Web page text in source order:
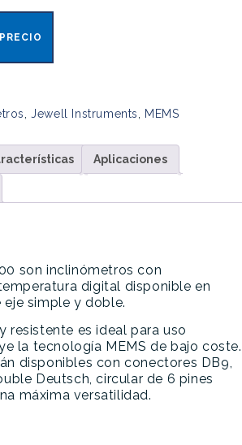
Jewell Instruments MEMS
Aplicaciones
son inclinómetros con
digital disponible en
simple y doble.
resistente es ideal para uso
la tecnología MEMS de bajo coste.
disponibles con conectores DB9,
Deutsch, circular de 6 pines
máxima versatilidad.